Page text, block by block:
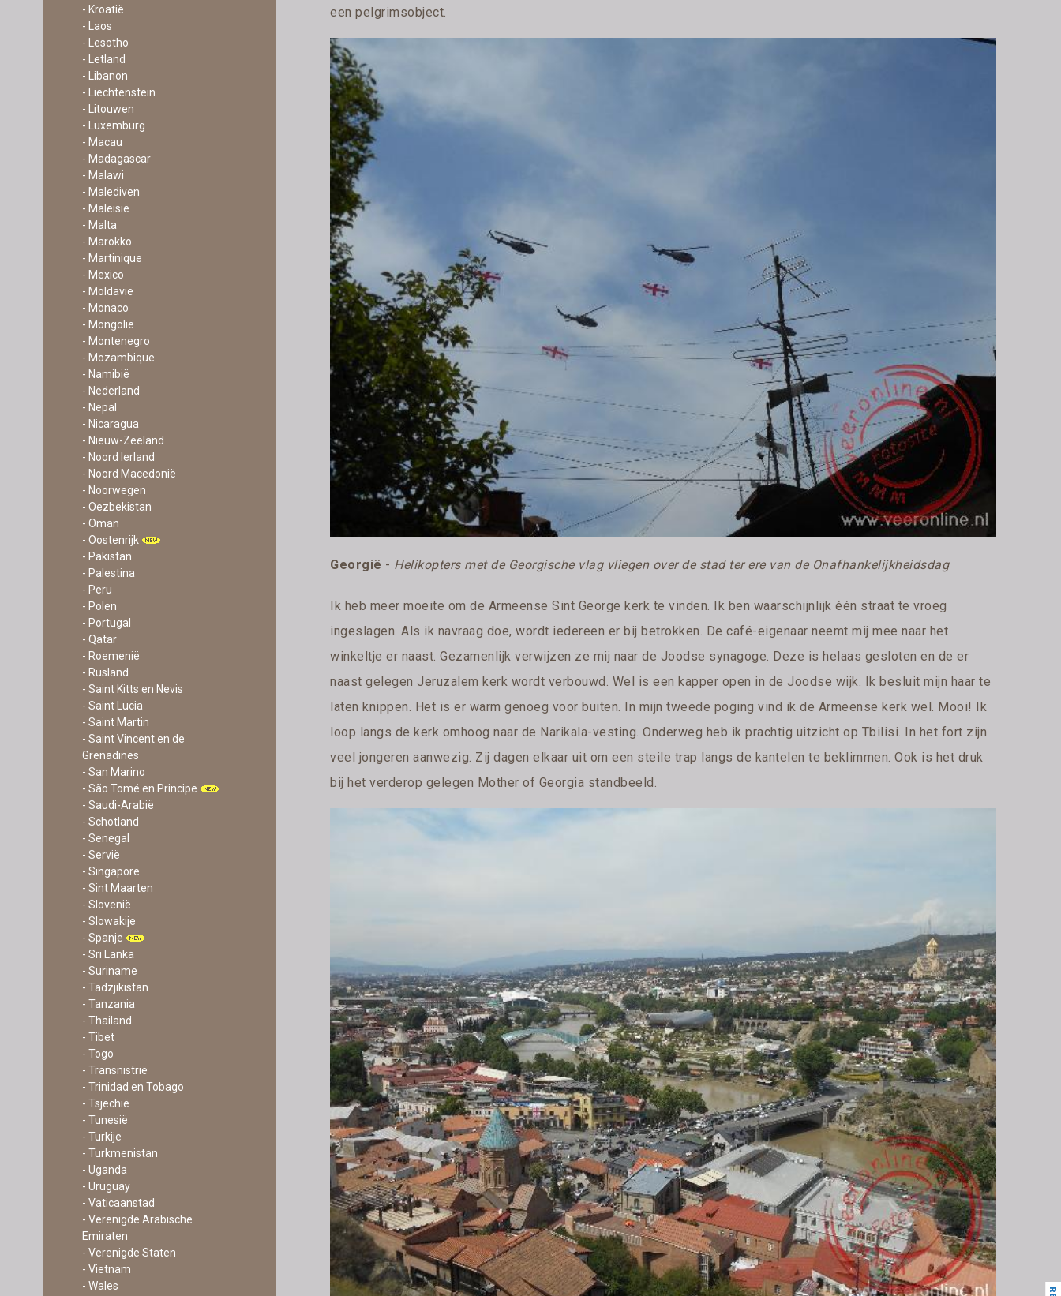
- Kroatië
- Laos
- Lesotho
- Letland
- Libanon
- Liechtenstein
- Litouwen
- Luxemburg
- Macau
- Madagascar
- Malawi
- Malediven
- Maleisië
- Malta
- Marokko
- Martinique
- Mexico
- Moldavië
- Monaco
- Mongolië
- Montenegro
- Mozambique
- Namibië
- Nederland
- Nepal
- Nicaragua
- Nieuw-Zeeland
- Noord Ierland
- Noord Macedonië
- Noorwegen
- Oezbekistan
- Oman
- Oostenrijk
- Pakistan
- Palestina
- Peru
- Polen
- Portugal
- Qatar
- Roemenië
- Rusland
- Saint Kitts en Nevis
- Saint Lucia
- Saint Martin
- Saint Vincent en de
Grenadines
- San Marino
- São Tomé en Principe
- Saudi-Arabië
- Schotland
- Senegal
- Servië
- Singapore
- Sint Maarten
- Slovenië
- Slowakije
- Spanje
- Sri Lanka
- Suriname
- Tadzjikistan
- Tanzania
- Thailand
- Tibet
- Togo
- Transnistrië
- Trinidad en Tobago
- Tsjechië
- Tunesië
- Turkije
- Turkmenistan
- Uganda
- Uruguay
- Vaticaanstad
- Verenigde Arabische
Emiraten
- Verenigde Staten
- Vietnam
- Wales
een pelgrimsobject.
Georgië - Helikopters met de Georgische vlag vliegen over de stad ter ere van de Onafhankelijkheidsdag
Ik heb meer moeite om de Armeense Sint George kerk te vinden. Ik ben waarschijnlijk één straat te vroeg
ingeslagen. Als ik navraag doe, wordt iedereen er bij betrokken. De café-eigenaar neemt mij mee naar het
winkeltje er naast. Gezamenlijk verwijzen ze mij naar de Joodse synagoge. Deze is helaas gesloten en de er
naast gelegen Jeruzalem kerk wordt verbouwd. Wel is een kapper open in de Joodse wijk. Ik besluit mijn haar te
laten knippen. Het is er warm genoeg voor buiten. In mijn tweede poging vind ik de Armeense kerk wel. Mooi! Ik
loop langs de kerk omhoog naar de Narikala-vesting. Onderweg heb ik prachtig uitzicht op Tbilisi. In het fort zijn
veel jongeren aanwezig. Zij dagen elkaar uit om een steile trap langs de kantelen te beklimmen. Ook is het druk
bij het verderop gelegen Mother of Georgia standbeeld.